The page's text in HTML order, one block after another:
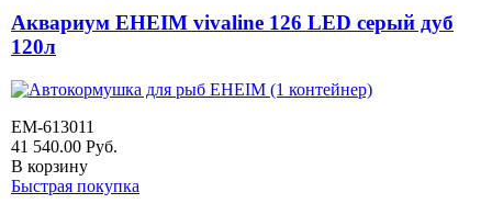
Аквариум EHEIM vivaline 126 LED серый дуб
120л
EM-613011
41 540.00 Руб.
В корзину
Быстрая покупка